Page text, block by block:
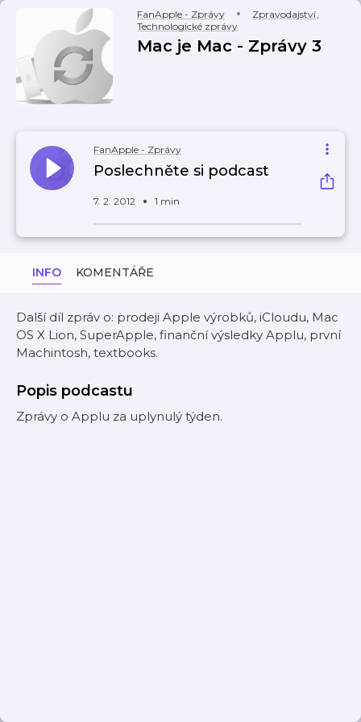
FanApple - Zprávy Zpravodajství,
Technologické zprávy
Mac je Mac - Zprávy 3
FanApple - Zprávy
Poslechněte si podcast
7. 2. 2012 1 min
INFO KOMENTÁŘE
Další díl zpráv o: prodeji Apple výrobků, iCloudu, Mac
OS X Lion, SuperApple, finanční výsledky Applu, první
Machintosh, textbooks.
Popis podcastu
Zprávy o Applu za uplynulý týden.